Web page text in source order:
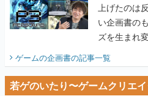
上げたのは
い企画書の
ズを生まれ
ビュー】
ゲームの企画書の記事一覧
若ゲのいたり〜ゲームクリエ